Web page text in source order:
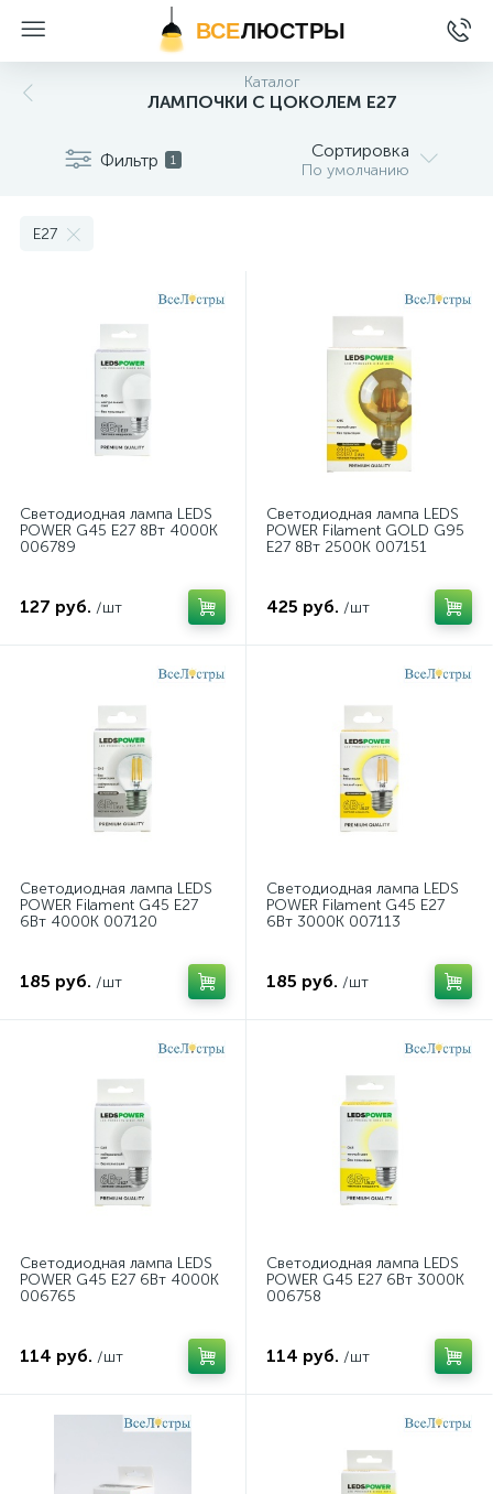
ВСЕЛЮСТРЫ
Каталог
ЛАМПОЧКИ С ЦОКОЛЕМ Е27
Фильтр 1 Сортировка
По умолчанию
E27
Светодиодная лампа LEDS
POWER G45 E27 8Вт 4000К
006789
127 руб. /шт
Светодиодная лампа LEDS
POWER Filament GOLD G95
E27 8Вт 2500К 007151
425 руб. /шт
Светодиодная лампа LEDS
POWER Filament G45 E27
6Вт 4000К 007120
185 руб. /шт
Светодиодная лампа LEDS
POWER Filament G45 E27
6Вт 3000К 007113
185 руб. /шт
Светодиодная лампа LEDS
POWER G45 E27 6Вт 4000К
006765
114 руб. /шт
Светодиодная лампа LEDS
POWER G45 E27 6Вт 3000К
006758
114 руб. /шт